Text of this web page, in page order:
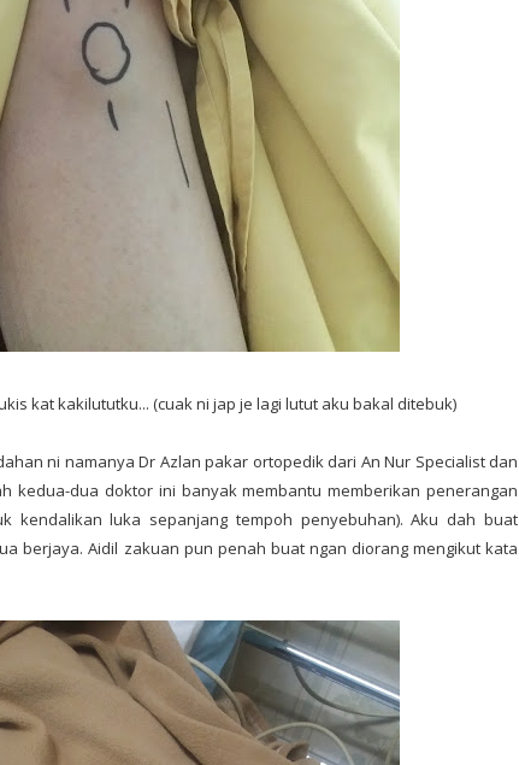
kat kakilututku... (cuak ni jap je lagi lutut aku bakal ditebuk)
ni namanya Dr Azlan pakar ortopedik dari An Nur Specialist dan
kedua-dua doktor ini banyak membantu memberikan penerangan
kendalikan luka sepanjang tempoh penyebuhan). Aku dah buat
berjaya. Aidil zakuan pun penah buat ngan diorang mengikut kata